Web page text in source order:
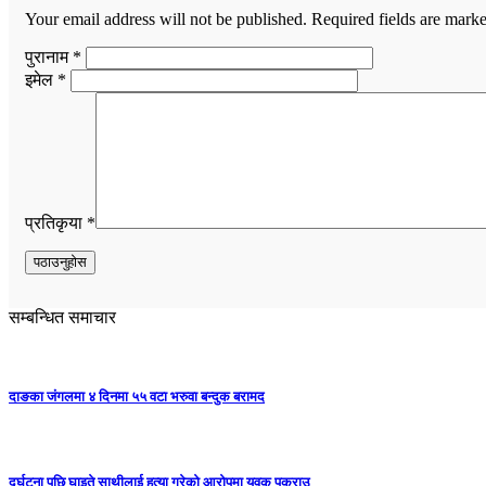
Your email address will not be published. Required fields are
पुरानाम *
इमेल *
प्रतिकृया *
सम्बन्धित समाचार
दाङका जंगलमा ४ दिनमा ५५ वटा भरुवा बन्दुक बरामद
दुर्घटना पछि घाइते साथीलाई हत्या गरेको आरोपमा युवक पक्राउ